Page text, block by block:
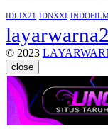
IDLIX21 IDNXXI
© 2023
close